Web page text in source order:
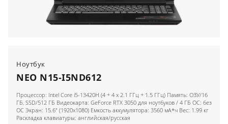
Ноутбук
NEO N15-I5ND612
Процессор: Intel Core i5-13420H (4 + 4 x 2.1 ГГц + 1.5 ГГц) Память: ОЗУ/16
ГБ, SSD/512 ГБ Видеокарта: GeForce RTX 3050 для ноутбуков / 4 ГБ ОС: без
ОС Экран: 15.6" (1920x1080) Емкость аккумулятора: 3560 мА*ч Вес: 1.99 кг
Раскладка клавиатуры: английская/русская